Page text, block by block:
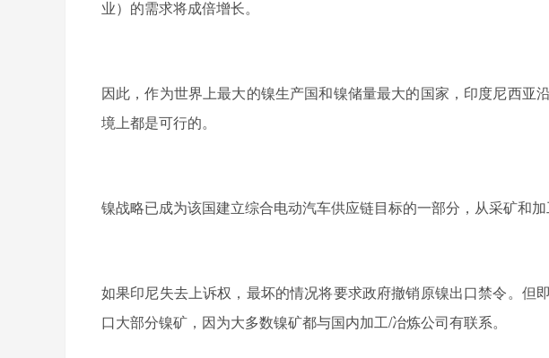
业）的需求将成倍增长。
因此，作为世界上最大的镍生产国和镍储量最大的国家，印度尼西亚
境上都是可行的。
镍战略已成为该国建立综合电动汽车供应链目标的一部分，从采矿和
如果印尼失去上诉权，最坏的情况将要求政府撤销原镍出口禁令。但
口大部分镍矿，因为大多数镍矿都与国内加工/冶炼公司有联系。